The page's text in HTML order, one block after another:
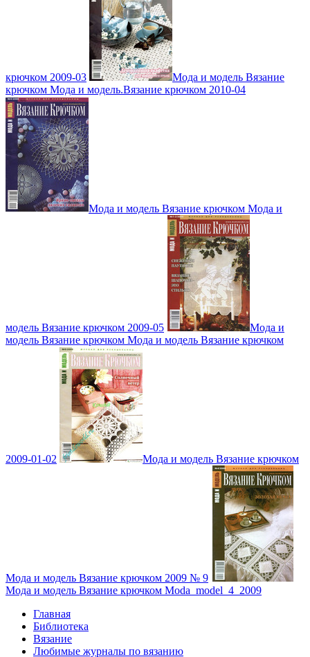
крючком 2009-03
Мода и модель Вязание
крючком Мода и модель.Вязание крючком 2010-04
Мода и модель Вязание крючком Мода и
модель Вязание крючком 2009-05
Мода и
модель Вязание крючком Мода и модель Вязание крючком
2009-01-02 Мода и модель Вязание крючком
Мода и модель Вязание крючком 2009 № 9
Мода и модель Вязание крючком Moda_model_4_2009
Главная
Библиотека
Вязание
Любимые журналы по вязанию